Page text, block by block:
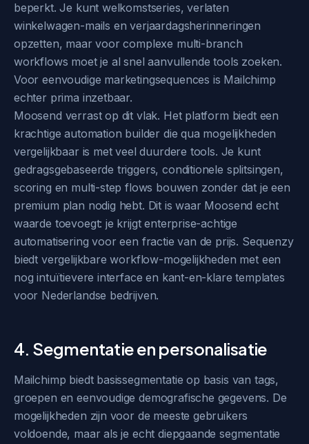
beperkt. Je kunt welkomstseries, verlaten
winkelwagen-mails en verjaardagsherinneringen
opzetten, maar voor complexe multi-branch
workflows moet je al snel aanvullende tools zoeken.
Voor eenvoudige marketingsequences is Mailchimp
echter prima inzetbaar.
Moosend verrast op dit vlak. Het platform biedt een
krachtige automation builder die qua mogelijkheden
vergelijkbaar is met veel duurdere tools. Je kunt
gedragsgebaseerde triggers, conditionele splitsingen,
scoring en multi-step flows bouwen zonder dat je een
premium plan nodig hebt. Dit is waar Moosend echt
waarde toevoegt: je krijgt enterprise-achtige
automatisering voor een fractie van de prijs. Sequenzy
biedt vergelijkbare workflow-mogelijkheden met een
nog intuïtievere interface en kant-en-klare templates
voor Nederlandse bedrijven.
4. Segmentatie en personalisatie
Mailchimp biedt basissegmentatie op basis van tags,
groepen en eenvoudige demografische gegevens. De
mogelijkheden zijn voor de meeste gebruikers
voldoende, maar als je echt diepgaande segmentatie